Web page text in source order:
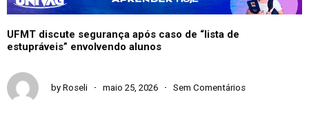
UFMT discute segurança após caso de “lista de
estupráveis” envolvendo alunos
by Roseli maio 25, 2026 Sem Comentários